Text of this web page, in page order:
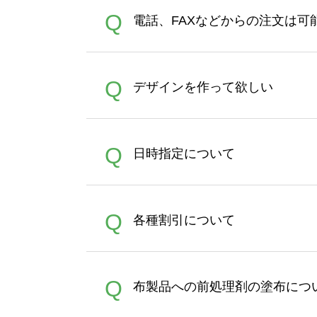
A
ズは、20MBです。デジカメ
Illustratorからの直接入稿には
Q 電話、FAXなどからの注文は可
A
バッグコンシェルやタンブラ
Q デザインを作って欲しい
A
ン作成のお手伝いをすること
合は、デザインツールをご利
Q 日時指定について
A
者にご連絡いただき調整をお
Q 各種割引について
A
ポイントとして付与され、次
Q 布製品への前処理剤の塗布につ